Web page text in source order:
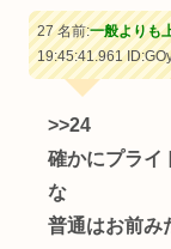
27 名前:一般よりも
19:45:41.961
>>24
確かにプライ
な
普通はお前み